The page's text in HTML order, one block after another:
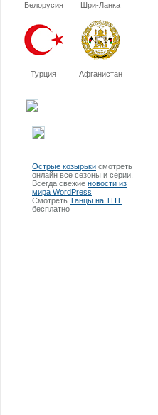
Белорусия Шри-Ланка
Турция Афганистан
Острые козырьки смотреть
онлайн все сезоны и серии.
Всегда свежие новости из
мира WordPress
Смотреть Танцы на ТНТ
бесплатно